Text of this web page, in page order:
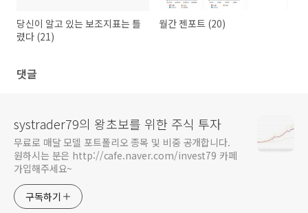
당신이 알고 있는 보조지표는 틀
렸다 (21)
월간 젠포트 (20)
댓글
systrader79의 왕초보를 위한 주식 투자
무료로 매달 모델 포트폴리오 종목 및 비중 공개합니다.
원하시는 분은 http://cafe.naver.com/invest79 카페
가입해주세요~
구독하기